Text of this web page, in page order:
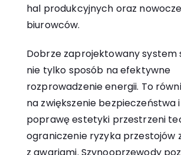
hal produkcyjnych oraz
biurowców.
Dobrze zaprojektowany system
nie tylko sposób na efektywne
rozprowadzenie energii. To
na zwiększenie bezpieczeństwa
poprawę estetyki przestrzeni
ograniczenie ryzyka przestojów